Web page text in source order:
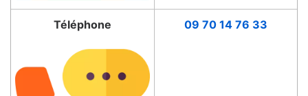
Téléphone 09 70 14 76 33